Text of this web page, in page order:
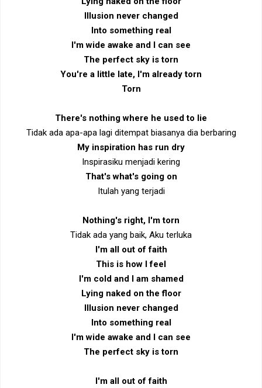
Illusion never changed
Into something real
I'm wide awake and I can see
The perfect sky is torn
You're a little late, I'm already torn
Torn
There's nothing where he used to lie
Tidak ada apa-apa lagi ditempat biasanya dia berbaring
My inspiration has run dry
Inspirasiku menjadi kering
That's what's going on
Itulah yang terjadi
Nothing's right, I'm torn
Tidak ada yang baik, Aku terluka
I'm all out of faith
This is how I feel
I'm cold and I am shamed
Lying naked on the floor
Illusion never changed
Into something real
I'm wide awake and I can see
The perfect sky is torn
I'm all out of faith